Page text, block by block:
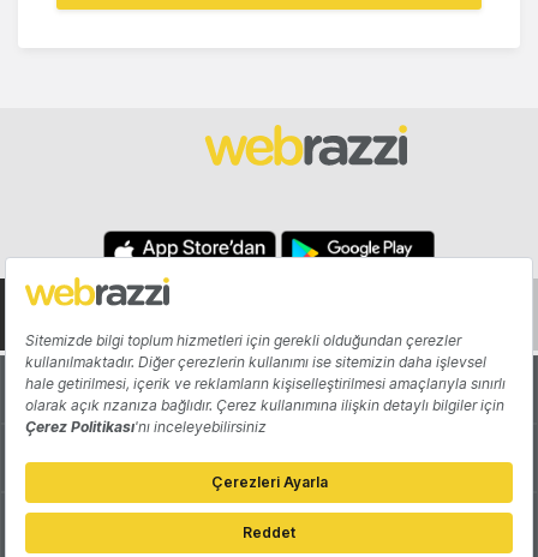
Hakkında Yazarlar
Katkıda Bulun Reklam